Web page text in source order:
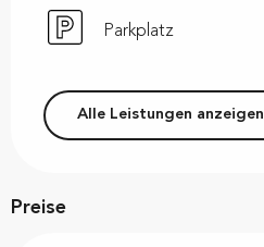
Parkplatz
Alle Leistungen anzeigen
Preise